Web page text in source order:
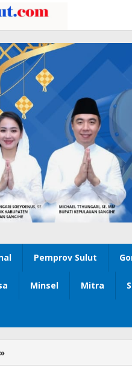
Pemprov Sulut
Minsel Mitra
»
Menkes